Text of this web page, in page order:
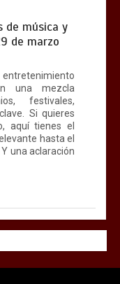
de música y
de marzo
entretenimiento
una mezcla
festivales,
Si quieres
aquí tienes el
hasta el
una aclaración